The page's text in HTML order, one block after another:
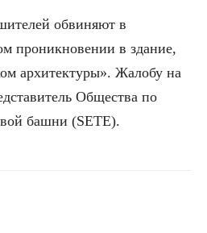
обвиняют в
проникновении в здание,
архитектуры». Жалобу на
Общества по
башни (SETE).